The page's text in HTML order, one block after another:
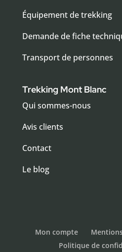
Équipement de trekking
Demande de fiche
Transport de personnes
Trekking Mont Blanc
Qui sommes-nous
Avis clients
Contact
Le blog
Mon compte
Politique de